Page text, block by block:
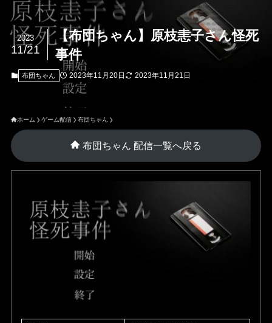
【布団ちゃん】原枝恚子さん怪死
事件
2023
11/21
布団ちゃん 2023年11月20日 2023年11月21日
ホーム ゲーム配信 布団ちゃん
布団ちゃん 配信一覧へ戻る